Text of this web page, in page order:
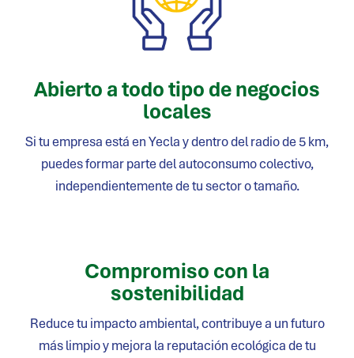
Abierto a todo tipo de negocios
locales
Si tu empresa está enYeclay dentro del radio de 5 km,
puedes formar parte del autoconsumo colectivo,
independientemente de tu sector o tamaño.
Compromiso con la
sostenibilidad
Reduce tu impacto ambiental, contribuye a un futuro
más limpio y mejora la reputación ecológica de tu